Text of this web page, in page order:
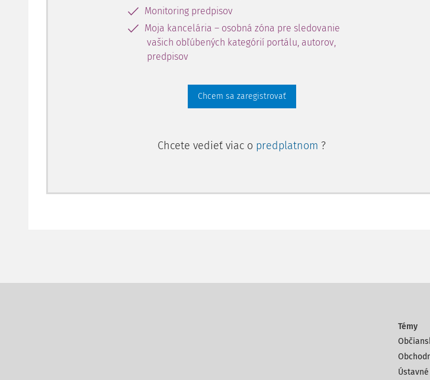
Monitoring predpisov
Moja kancelária – osobná zóna pre sledovanie
vašich obľúbených kategórií portálu, autorov,
predpisov
Chcem sa zaregistrovať
Chcete vedieť viac o predplatnom ?
Témy